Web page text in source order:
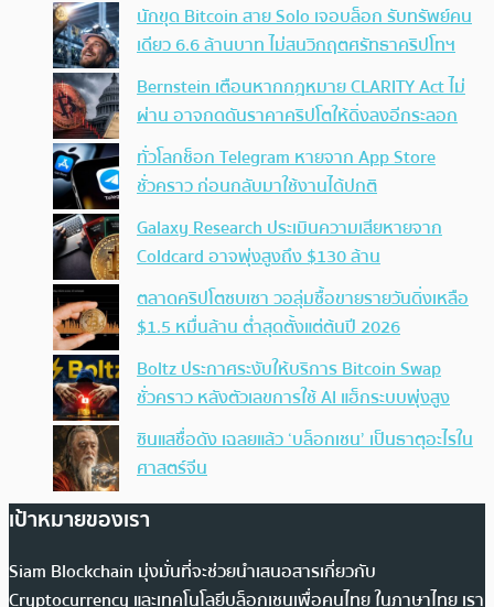
นักขุด Bitcoin สาย Solo เจอบล็อก รับทรัพย์คน
เดียว 6.6 ล้านบาท ไม่สนวิกฤตศรัทธาคริปโทฯ
Bernstein เตือนหากกฎหมาย CLARITY Act ไม่
ผ่าน อาจกดดันราคาคริปโตให้ดิ่งลงอีกระลอก
ทั่วโลกช็อก Telegram หายจาก App Store
ชั่วคราว ก่อนกลับมาใช้งานได้ปกติ
Galaxy Research ประเมินความเสียหายจาก
Coldcard อาจพุ่งสูงถึง $130 ล้าน
ตลาดคริปโตซบเซา วอลุ่มซื้อขายรายวันดิ่งเหลือ
$1.5 หมื่นล้าน ต่ำสุดตั้งแต่ต้นปี 2026
Boltz ประกาศระงับให้บริการ Bitcoin Swap
ชั่วคราว หลังตัวเลขการใช้ AI แฮ็กระบบพุ่งสูง
ซินแสชื่อดัง เฉลยแล้ว ‘บล็อกเชน’ เป็นธาตุอะไรใน
ศาสตร์จีน
เป้าหมายของเรา
Siam Blockchain มุ่งมั่นที่จะช่วยนำเสนอสารเกี่ยวกับ
Cryptocurrency และเทคโนโลยีบล็อกเชนเพื่อคนไทย ในภาษาไทย เรา